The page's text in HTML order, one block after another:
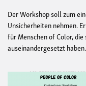
Der Workshop soll zum
Unsicherheiten nehmen.
für Menschen of Color,
auseinandergesetzt haben.